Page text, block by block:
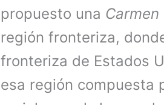
propuesto una Carmen
región fronteriza,
fronteriza de Estados
esa región compuesta